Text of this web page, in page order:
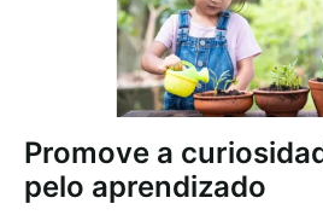
Promove a
pelo aprendizado